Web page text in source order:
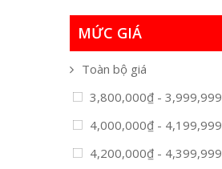
MỨC GIÁ
Toàn bộ giá
3,800,000₫ - 3,999,999
4,000,000₫ - 4,199,999
4,200,000₫ - 4,399,999